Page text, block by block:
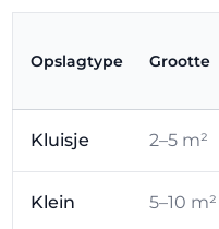
Opslagtype Grootte
Kluisje 2–5 m²
Klein 5–10 m²